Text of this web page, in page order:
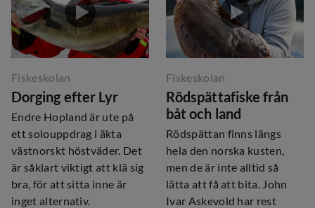
Fiskeskolan
Dorging efter Lyr
Endre Hopland är ute på
ett solouppdrag i äkta
västnorskt höstväder. Det
är såklart viktigt att klä sig
bra, för att sitta inne är
inget alternativ.
Fiskeskolan
Rödspättafiske från
båt och land
Rödspättan finns längs
hela den norska kusten,
men de är inte alltid så
lätta att få att bita. John
Ivar Askevold har rest